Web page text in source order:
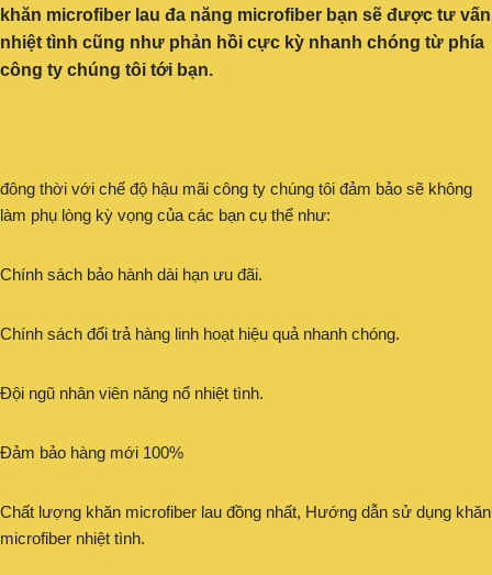
khăn microfiber lau đa năng microfiber bạn sẽ được tư vấn
nhiệt tình cũng như phản hồi cực kỳ nhanh chóng từ phía
công ty chúng tôi tới bạn.
đông thời với chế độ hậu mãi công ty chúng tôi đảm bảo sẽ không
làm phụ lòng kỳ vọng của các bạn cụ thể như:
Chính sách bảo hành dài hạn ưu đãi.
Chính sách đổi trả hàng linh hoạt hiệu quả nhanh chóng.
Đội ngũ nhân viên năng nổ nhiệt tình.
Đảm bảo hàng mới 100%
Chất lượng khăn microfiber lau đồng nhất, Hướng dẫn sử dụng khăn
microfiber nhiệt tình.